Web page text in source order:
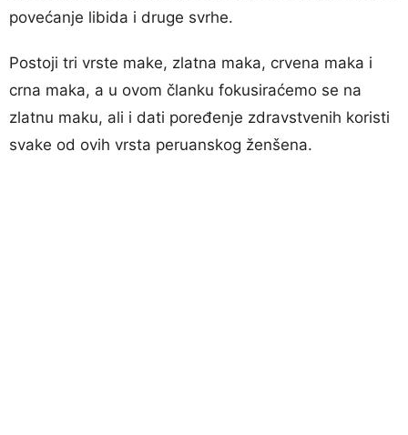
povećanje libida i druge svrhe.
Postoji tri vrste make, zlatna maka, crvena maka i
crna maka, a u ovom članku fokusiraćemo se na
zlatnu maku, ali i dati poređenje zdravstvenih koristi
svake od ovih vrsta peruanskog ženšena.